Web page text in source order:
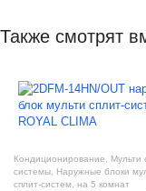
Также смотрят
Кондиционирование, Мульти
системы, Наружные блоки
сплит-систем, на 5 комнат